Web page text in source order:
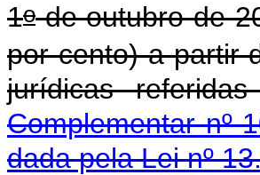
1ode outubro de
por cento) a partir
jurídicas
Complementar nº
dada pela Lei nº